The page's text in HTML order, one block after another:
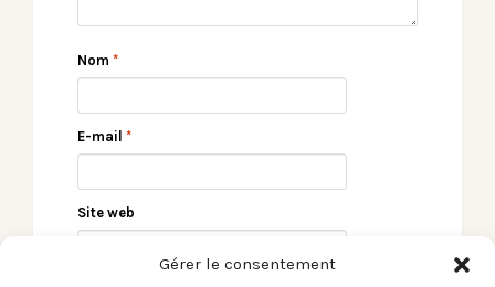
Gérer le consentement
Nom *
E-mail *
Site web